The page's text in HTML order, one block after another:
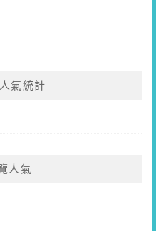
氣統計
人氣